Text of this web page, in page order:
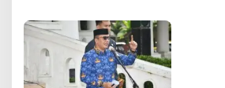
Tingkatkan Akses Layanan
Spesialistik